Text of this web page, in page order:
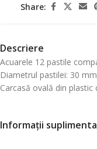
Share:
Descriere
Acuarele 12 pastile
Diametrul pastilei: 30
Carcasă ovală din
Informații